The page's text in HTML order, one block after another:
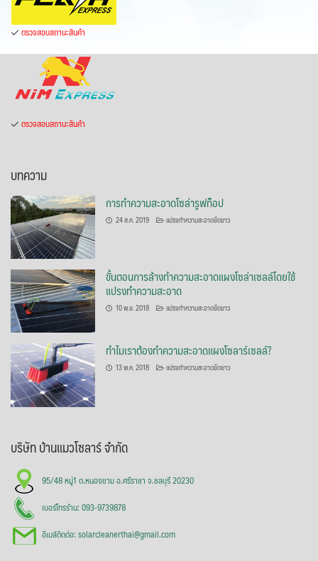
ตรวจสอบสถานะสินค้า
ตรวจสอบสถานะสินค้า
บทความ
การทำความสะอาดโซล่ารูฟท็อป
24 ส.ค. 2019 แปรงทำความสะอาดยืดยาว
ขั้นตอนการล้างทำความสะอาดแผงโซล่าเซลล์โดยใช้
แปรงทำความสะอาด
10 พ.ย. 2018 แปรงทำความสะอาดยืดยาว
ทำไมเราต้องทำความสะอาดแผงโซลาร์เซลล์?
13 พ.ค. 2018 แปรงทำความสะอาดยืดยาว
บริษัท บ้านแมวโซลาร์ จำกัด
95/48 หมู่1 ต.หนองขาม อ.ศรีราชา จ.ชลบุรี 20230
เบอร์โทรร้าน: 093-9739878
อีเมล์ติดต่อ: solarcleanerthai@gmail.com